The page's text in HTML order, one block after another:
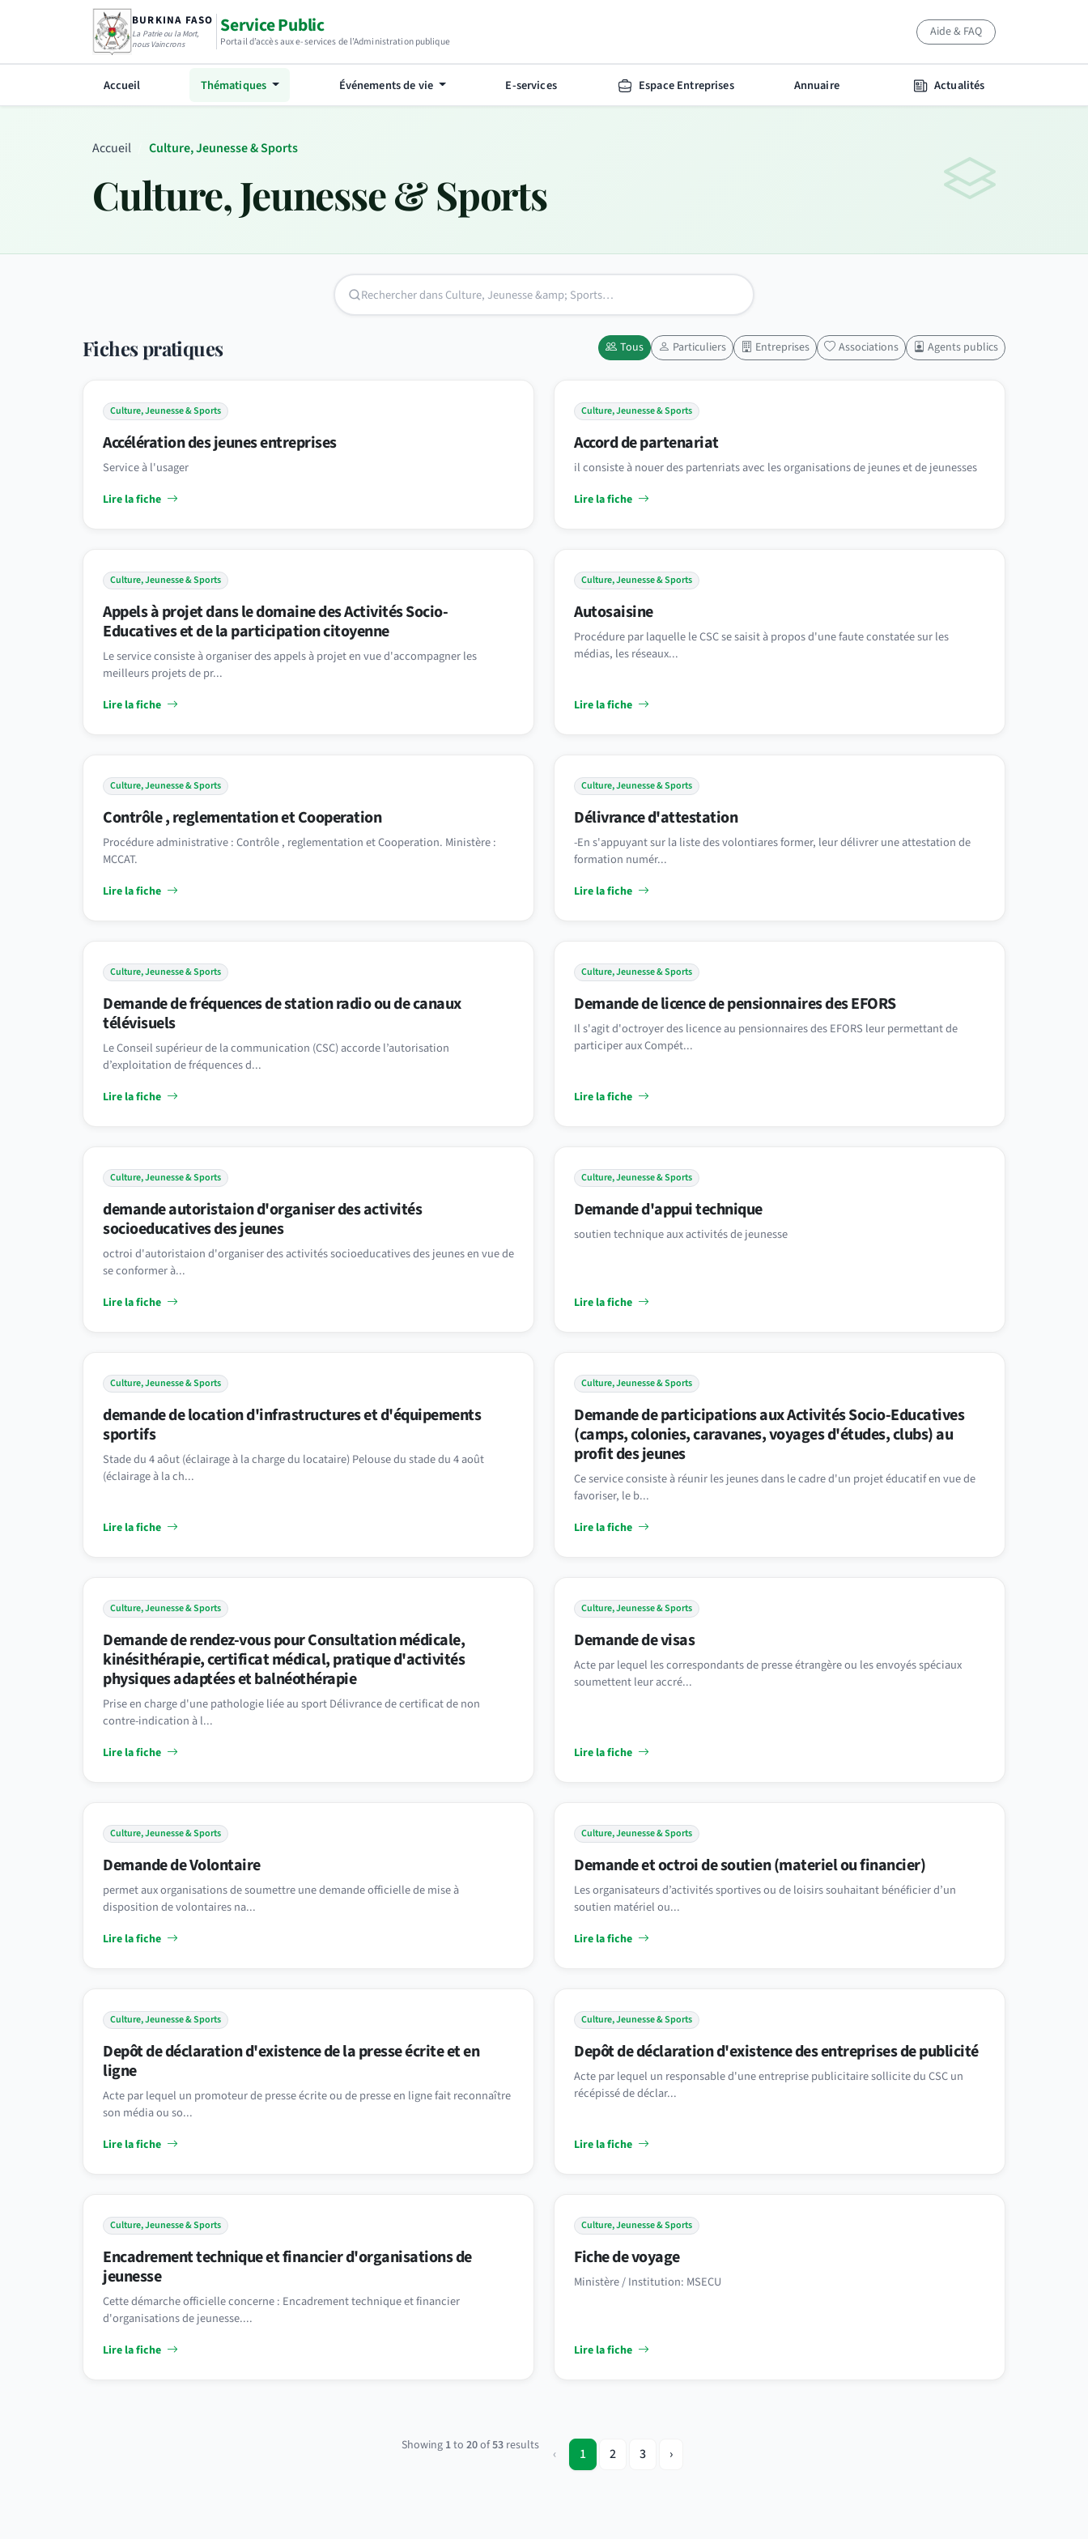
BURKINA FASO
La Patrie ou la Mort,
nous Vaincrons
Service Public
Portail d’accès aux e-services de l’Administration publique
Aide & FAQ
Accueil Thématiques Événements de vie E-services Espace Entreprises Annuaire Actualités
Accueil Culture, Jeunesse & Sports
Culture, Jeunesse & Sports
Fiches pratiques Tous Particuliers Entreprises Associations Agents publics
Culture, Jeunesse & Sports
Accélération des jeunes entreprises
Service à l'usager
Lire la fiche
Culture, Jeunesse & Sports
Accord de partenariat
il consiste à nouer des partenriats avec les organisations de jeunes et de jeunesses
Lire la fiche
Culture, Jeunesse & Sports
Appels à projet dans le domaine des Activités Socio-
Educatives et de la participation citoyenne
Le service consiste à organiser des appels à projet en vue d'accompagner les
meilleurs projets de pr...
Lire la fiche
Culture, Jeunesse & Sports
Autosaisine
Procédure par laquelle le CSC se saisit à propos d'une faute constatée sur les
médias, les réseaux...
Lire la fiche
Culture, Jeunesse & Sports
Contrôle , reglementation et Cooperation
Procédure administrative : Contrôle , reglementation et Cooperation. Ministère :
MCCAT.
Lire la fiche
Culture, Jeunesse & Sports
Délivrance d'attestation
-En s'appuyant sur la liste des volontiares former, leur délivrer une attestation de
formation numér...
Lire la fiche
Culture, Jeunesse & Sports
Demande de fréquences de station radio ou de canaux
télévisuels
Le Conseil supérieur de la communication (CSC) accorde l’autorisation
d’exploitation de fréquences d...
Lire la fiche
Culture, Jeunesse & Sports
Demande de licence de pensionnaires des EFORS
Il s'agit d'octroyer des licence au pensionnaires des EFORS leur permettant de
participer aux Compét...
Lire la fiche
Culture, Jeunesse & Sports
demande autoristaion d'organiser des activités
socioeducatives des jeunes
octroi d'autoristaion d'organiser des activités socioeducatives des jeunes en vue de
se conformer à...
Lire la fiche
Culture, Jeunesse & Sports
Demande d'appui technique
soutien technique aux activités de jeunesse
Lire la fiche
Culture, Jeunesse & Sports
demande de location d'infrastructures et d'équipements
sportifs
Stade du 4 aôut (éclairage à la charge du locataire) Pelouse du stade du 4 août
(éclairage à la ch...
Lire la fiche
Culture, Jeunesse & Sports
Demande de participations aux Activités Socio-Educatives
(camps, colonies, caravanes, voyages d'études, clubs) au
profit des jeunes
Ce service consiste à réunir les jeunes dans le cadre d'un projet éducatif en vue de
favoriser, le b...
Lire la fiche
Culture, Jeunesse & Sports
Demande de rendez-vous pour Consultation médicale,
kinésithérapie, certificat médical, pratique d'activités
physiques adaptées et balnéothérapie
Prise en charge d'une pathologie liée au sport Délivrance de certificat de non
contre-indication à l...
Lire la fiche
Culture, Jeunesse & Sports
Demande de visas
Acte par lequel les correspondants de presse étrangère ou les envoyés spéciaux
soumettent leur accré...
Lire la fiche
Culture, Jeunesse & Sports
Demande de Volontaire
permet aux organisations de soumettre une demande officielle de mise à
disposition de volontaires na...
Lire la fiche
Culture, Jeunesse & Sports
Demande et octroi de soutien (materiel ou financier)
Les organisateurs d’activités sportives ou de loisirs souhaitant bénéficier d’un
soutien matériel ou...
Lire la fiche
Culture, Jeunesse & Sports
Depôt de déclaration d'existence de la presse écrite et en
ligne
Acte par lequel un promoteur de presse écrite ou de presse en ligne fait reconnaître
son média ou so...
Lire la fiche
Culture, Jeunesse & Sports
Depôt de déclaration d'existence des entreprises de publicité
Acte par lequel un responsable d'une entreprise publicitaire sollicite du CSC un
récépissé de déclar...
Lire la fiche
Culture, Jeunesse & Sports
Encadrement technique et financier d'organisations de
jeunesse
Cette démarche officielle concerne : Encadrement technique et financier
d'organisations de jeunesse....
Lire la fiche
Culture, Jeunesse & Sports
Fiche de voyage
Ministère / Institution: MSECU
Lire la fiche
Showing 1to 20of53 results
‹ 1 2 3 ›